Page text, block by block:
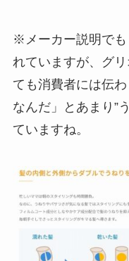
※メーカー説明で
れていますが、グ
ても消費者には伝
なんだ」とあまり”
ていますね。